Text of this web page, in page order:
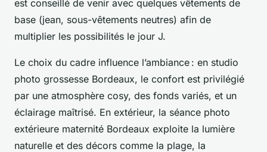
est conseillé de venir avec quelques vêtements de
base (jean, sous-vêtements neutres) afin de
multiplier les possibilités le jour J.
Le choix du cadre influence l’ambiance : en studio
photo grossesse Bordeaux, le confort est privilégié
par une atmosphère cosy, des fonds variés, et un
éclairage maîtrisé. En extérieur, la séance photo
extérieure maternité Bordeaux exploite la lumière
naturelle et des décors comme la plage, la